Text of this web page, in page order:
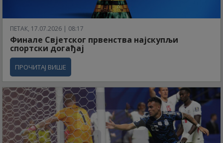
ПЕТАК, 17.07.2026 | 08:17
Финале Свјетског првенства најскупљи
спортски догађај
ПРОЧИТАЈ ВИШЕ